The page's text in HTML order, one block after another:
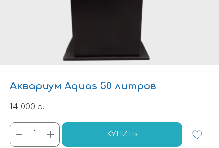
Аквариум Aquas 50 литров
14 000 р.
КУПИТЬ